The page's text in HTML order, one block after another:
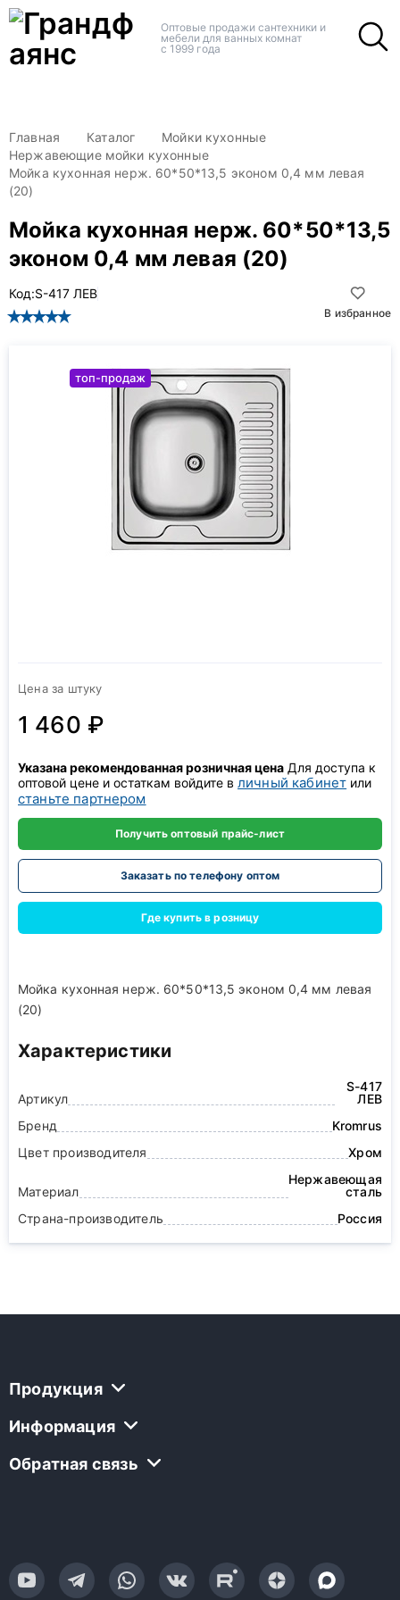
Оптовые продажи сантехники и
мебели для ванных комнат
с 1999 года
Главная Каталог
Мойки кухонные
Нержавеющие мойки кухонные
Мойка кухонная нерж. 60*50*13,5 эконом 0,4 мм левая
(20)
Мойка кухонная нерж. 60*50*13,5
эконом 0,4 мм левая (20)
В избранное
Код:S-417 ЛЕВ
топ-продаж
Цена за штуку
1 460 ₽
Указана рекомендованная розничная цена Для доступа к
оптовой цене и остаткам войдите в личный кабинет или
станьте партнером
Получить оптовый прайс-лист
Заказать по телефону оптом
Где купить в розницу
Мойка кухонная нерж. 60*50*13,5 эконом 0,4 мм левая
(20)
Характеристики
Артикул
S-417
ЛЕВ
Бренд
Kromrus
Цвет производителя
Хром
Материал
Нержавеющая
сталь
Страна-производитель
Россия
Продукция
Информация
Обратная связь